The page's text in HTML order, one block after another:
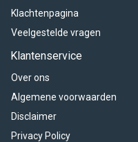
Klachtenpagina
Veelgestelde vragen
Klantenservice
Over ons
Algemene voorwaarden
Disclaimer
Privacy Policy